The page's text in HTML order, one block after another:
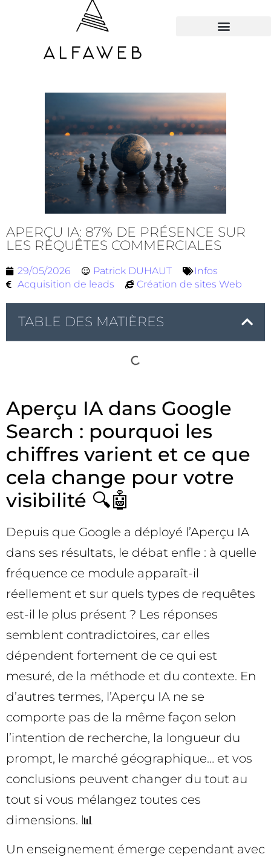
APERÇU IA: 87% DE PRÉSENCE SUR
LES REQUÊTES COMMERCIALES
29/05/2026 Patrick DUHAUT
Infos
Acquisition de leads
Création de sites Web
TABLE DES MATIÈRES
Aperçu IA dans Google
Search : pourquoi les
chiffres varient et ce que
cela change pour votre
visibilité 🔍🤖
Depuis que Google a déployé l’Aperçu IA
dans ses résultats, le débat enfle : à quelle
fréquence ce module apparaît-il
réellement et sur quels types de requêtes
est-il le plus présent ? Les réponses
semblent contradictoires, car elles
dépendent fortement de ce qui est
mesuré, de la méthode et du contexte. En
d’autres termes, l’Aperçu IA ne se
comporte pas de la même façon selon
l’intention de recherche, la longueur du
prompt, le marché géographique… et vos
conclusions peuvent changer du tout au
tout si vous mélangez toutes ces
dimensions. 📊
Un enseignement émerge cependant avec